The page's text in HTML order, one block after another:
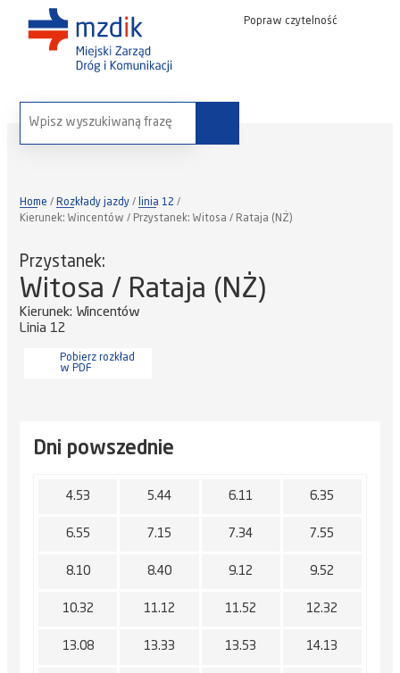
Popraw czytelność
wyszukaj na stronie:
Home Rozkłady jazdy
linia 12
Kierunek: Wincentów / Przystanek: Witosa / Rataja (NŻ)
Przystanek:
Witosa / Rataja (NŻ)
Kierunek: Wincentów
Linia 12
Pobierz rozkład
w PDF
Dni powszednie
4.53 5.44 6.11 6.35
6.55 7.15 7.34 7.55
8.10 8.40 9.12 9.52
10.32 11.12 11.52 12.32
13.08 13.33 13.53 14.13